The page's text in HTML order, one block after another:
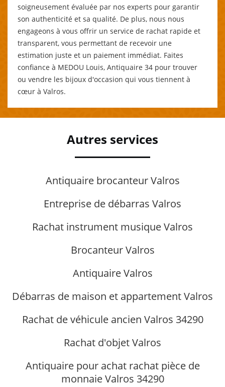
soigneusement évaluée par nos experts pour garantir
son authenticité et sa qualité. De plus, nous nous
engageons à vous offrir un service de rachat rapide et
transparent, vous permettant de recevoir une
estimation juste et un paiement immédiat. Faites
confiance à MEDOU Louis, Antiquaire 34 pour trouver
ou vendre les bijoux d'occasion qui vous tiennent à
cœur à Valros.
Autres services
Antiquaire brocanteur Valros
Entreprise de débarras Valros
Rachat instrument musique Valros
Brocanteur Valros
Antiquaire Valros
Débarras de maison et appartement Valros
Rachat de véhicule ancien Valros 34290
Rachat d'objet Valros
Antiquaire pour achat rachat pièce de
monnaie Valros 34290